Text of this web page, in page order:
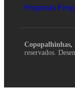
Perguntas
Copopalhinhas,
reservados.